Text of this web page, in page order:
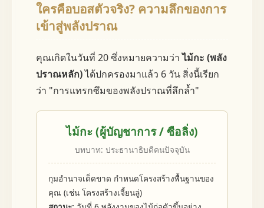
ใครคือบอสตัวจริง? ความลึกของการ
เข้าสู่พลังปราณ
คุณเกิดในวันที่ 20 ซึ่งหมายความว่าไม้กะ (พลัง
ปราณหลัก)ได้ปกครองมาแล้ว 6 วัน สิ่งนี้เรียก
ว่า "การแทรกซึมของพลังปราณที่ลึกล้ำ"
ไม้กะ (ผู้บัญชาการ / ซือลิ่ง)
บทบาท: ประธานาธิบดีคนปัจจุบัน
กุมอำนาจเด็ดขาด กำหนดโครงสร้างพื้นฐานของ
คุณ (เช่น โครงสร้างเจี้ยนลู่)